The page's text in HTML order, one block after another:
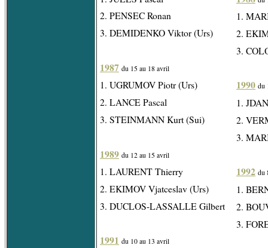
2. PENSEC Ronan
3. DEMIDENKO Viktor (Urs)
1987 du 15 au 18 avril
1. UGRUMOV Piotr (Urs)
2. LANCE Pascal
3. STEINMANN Kurt (Sui)
1989 du 12 au 15 avril
1. LAURENT Thierry
2. EKIMOV Vjatceslav (Urs)
3. DUCLOS-LASSALLE Gilbert
1991 du 10 au 13 avril
1.
2.
3.
1990 du
1.
2.
3.
1992 du
1.
2.
3.